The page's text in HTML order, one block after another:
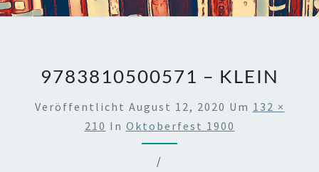
9783810500571 – KLEIN
Veröffentlicht August 12, 2020 Um 132 ×
210 In Oktoberfest 1900
/